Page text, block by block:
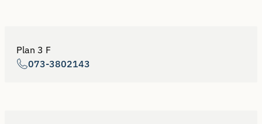
Plan 3 F
073-3802143